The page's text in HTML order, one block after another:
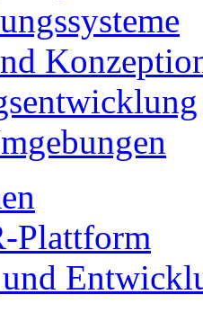
Plattform